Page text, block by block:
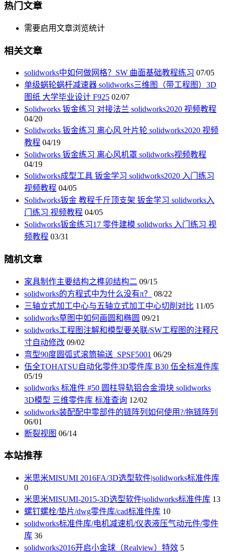
热门文章
需要启用文章浏览统计
相关文章
solidworks中如何做网格？SW 曲面基础教程练习 07/05
单级蜗轮蜗杆减速器 solidworks三维图（带工程图）3D
图纸 大学毕业设计 F925 02/07
Solidworks 钣金练习 对接法兰 solidworks2020 视频教程
04/20
Solidworks 钣金练习 离心风 叶片轮 solidworks2020 视频
教程 04/19
Solidworks 钣金练习 离心风机罩 solidworks视频教程
04/19
Solidworks成型工具 钣金学习 solidworks2020 入门练习
视频教程 04/05
Solidworks钣金 教程千斤顶支架 钣金学习 solidworks入
门练习 视频教程 04/05
Solidworks钣金练习17 零件建模 solidworks 入门练习 视
频教程 03/31
随机文章
家具制作主要结构之榫卯结构二 09/15
solidworks的方程式中为什么没有π？
08/22
三轴立式加工中心与五轴立式加工中心切削对比 11/05
solidworks草图中如何画圆和椭圆 09/21
solidworks工程图注解和模型要关联/SW工程图的注释尺
寸自动修改 09/02
弯型90度圆弧式滚筒输送_SPSF5001 06/29
伍全TOHATSU自动化零件3D零件库 B30 伍全标准件库
05/19
solidworks 标准件 #50 圆柱导轨铝合金滑块 solidworks
3D模型 三维零件库 标准查询 12/02
solidworks装配配中零部件的链阵列如何使用?/拖链阵列
06/01
断裂视图 06/14
本站推荐
米思米MISUMI 2016FA/3D选型软件|solidworks标准件库
0
米思米MISUMI-2015-3D选型软件|solidworks标准件库 13
螺钉螺栓/垫片/dwg零件库/cad标准件库 10
solidworks标准件库/电机减速机/仪表液压气动元件/零件
库 36
solidworks2016开启小金球（Realview）特效 5